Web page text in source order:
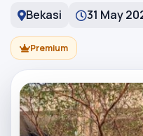
Bekasi 31 May
Premium